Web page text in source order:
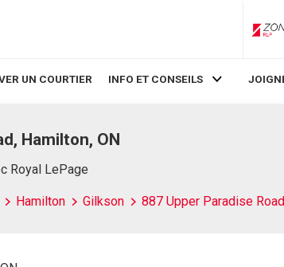
UN COURTIER INFO ET CONSEILS
Hamilton, ON
Royal LePage
Hamilton Gilkson 887 Upper Paradise Road